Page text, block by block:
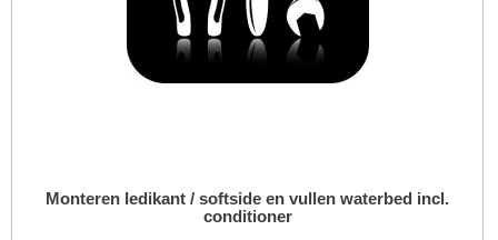
Monteren ledikant / softside en vullen waterbed incl.
conditioner